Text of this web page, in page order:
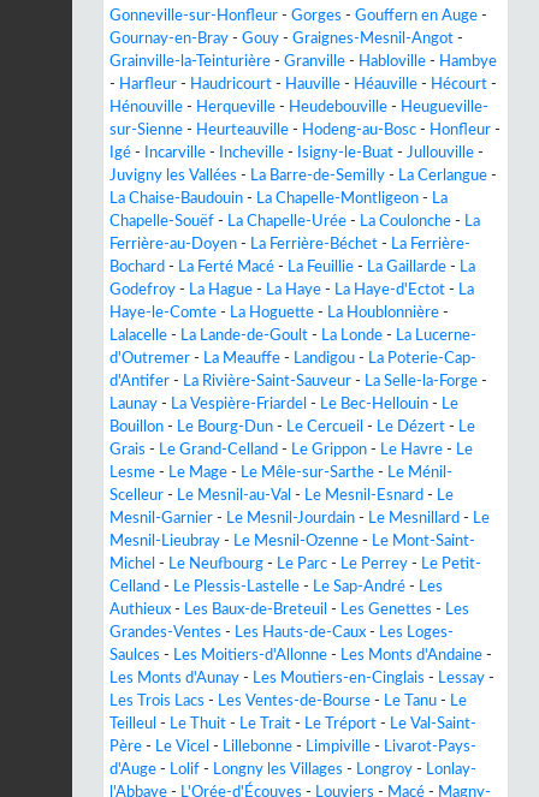
Gonneville-sur-Honfleur - Gorges - Gouffern en Auge -
Gournay-en-Bray - Gouy - Graignes-Mesnil-Angot -
Grainville-la-Teinturière - Granville - Habloville - Hambye
- Harfleur - Haudricourt - Hauville - Héauville - Hécourt -
Hénouville - Herqueville - Heudebouville - Heugueville-
sur-Sienne - Heurteauville - Hodeng-au-Bosc - Honfleur -
Igé - Incarville - Incheville - Isigny-le-Buat - Jullouville -
Juvigny les Vallées - La Barre-de-Semilly - La Cerlangue -
La Chaise-Baudouin - La Chapelle-Montligeon - La
Chapelle-Souëf - La Chapelle-Urée - La Coulonche - La
Ferrière-au-Doyen - La Ferrière-Béchet - La Ferrière-
Bochard - La Ferté Macé - La Feuillie - La Gaillarde - La
Godefroy - La Hague - La Haye - La Haye-d'Ectot - La
Haye-le-Comte - La Hoguette - La Houblonnière -
Lalacelle - La Lande-de-Goult - La Londe - La Lucerne-
d'Outremer - La Meauffe - Landigou - La Poterie-Cap-
d'Antifer - La Rivière-Saint-Sauveur - La Selle-la-Forge -
Launay - La Vespière-Friardel - Le Bec-Hellouin - Le
Bouillon - Le Bourg-Dun - Le Cercueil - Le Dézert - Le
Grais - Le Grand-Celland - Le Grippon - Le Havre - Le
Lesme - Le Mage - Le Mêle-sur-Sarthe - Le Ménil-
Scelleur - Le Mesnil-au-Val - Le Mesnil-Esnard - Le
Mesnil-Garnier - Le Mesnil-Jourdain - Le Mesnillard - Le
Mesnil-Lieubray - Le Mesnil-Ozenne - Le Mont-Saint-
Michel - Le Neufbourg - Le Parc - Le Perrey - Le Petit-
Celland - Le Plessis-Lastelle - Le Sap-André - Les
Authieux - Les Baux-de-Breteuil - Les Genettes - Les
Grandes-Ventes - Les Hauts-de-Caux - Les Loges-
Saulces - Les Moitiers-d'Allonne - Les Monts d'Andaine -
Les Monts d'Aunay - Les Moutiers-en-Cinglais - Lessay -
Les Trois Lacs - Les Ventes-de-Bourse - Le Tanu - Le
Teilleul - Le Thuit - Le Trait - Le Tréport - Le Val-Saint-
Père - Le Vicel - Lillebonne - Limpiville - Livarot-Pays-
d'Auge - Lolif - Longny les Villages - Longroy - Lonlay-
l'Abbaye - L'Orée-d'Écouves - Louviers - Macé - Magny-